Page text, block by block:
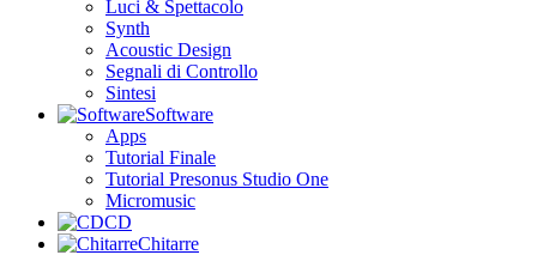
Luci & Spettacolo
Synth
Acoustic Design
Segnali di Controllo
Sintesi
Software
Apps
Tutorial Finale
Tutorial Presonus Studio One
Micromusic
CD
Chitarre